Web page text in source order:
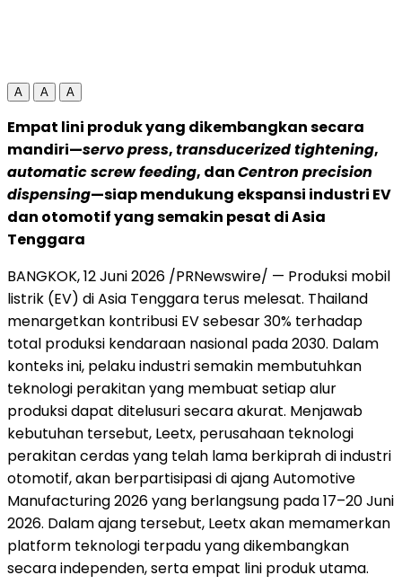
A A A
Empat lini produk yang dikembangkan secara
mandiri—servo press,transducerized tightening,
automatic screw feeding, danCentron precision
dispensing—siap mendukung ekspansi industri EV
dan otomotif yang semakin pesat di Asia
Tenggara
BANGKOK, 12 Juni 2026 /PRNewswire/ — Produksi mobil
listrik (EV) di Asia Tenggara terus melesat. Thailand
menargetkan kontribusi EV sebesar 30% terhadap
total produksi kendaraan nasional pada 2030. Dalam
konteks ini, pelaku industri semakin membutuhkan
teknologi perakitan yang membuat setiap alur
produksi dapat ditelusuri secara akurat. Menjawab
kebutuhan tersebut, Leetx, perusahaan teknologi
perakitan cerdas yang telah lama berkiprah di industri
otomotif, akan berpartisipasi di ajang Automotive
Manufacturing 2026 yang berlangsung pada 17–20 Juni
2026. Dalam ajang tersebut, Leetx akan memamerkan
platform teknologi terpadu yang dikembangkan
secara independen, serta empat lini produk utama.